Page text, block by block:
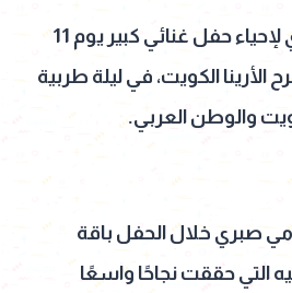
كما يستعد رامي صبري لإحياء حفل غنائي كبير يوم 11
الكويت، في ليلة طربية
والوطن العربي.
صبري خلال الحفل باقة
التي حققت نجاحًا واسعًا